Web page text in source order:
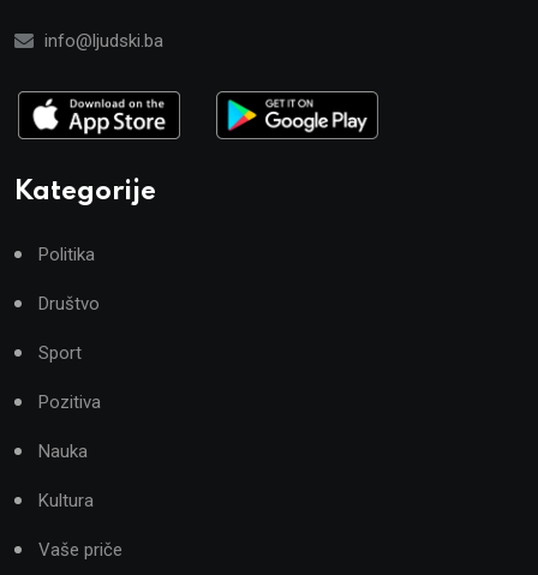
info@ljudski.ba
Kategorije
Politika
Društvo
Sport
Pozitiva
Nauka
Kultura
Vaše priče